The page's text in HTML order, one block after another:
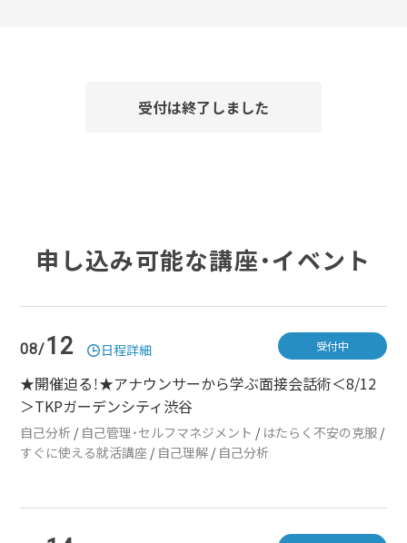
受付は終了しました
申し込み可能な講座・イベント
08/12 日程詳細
★開催迫る！★アナウンサーから学ぶ面接会話術＜8/12
＞TKPガーデンシティ渋谷
自己分析 / 自己管理・セルフマネジメント / はたらく不安の克服 /
すぐに使える就活講座 / 自己理解 / 自己分析
受付中